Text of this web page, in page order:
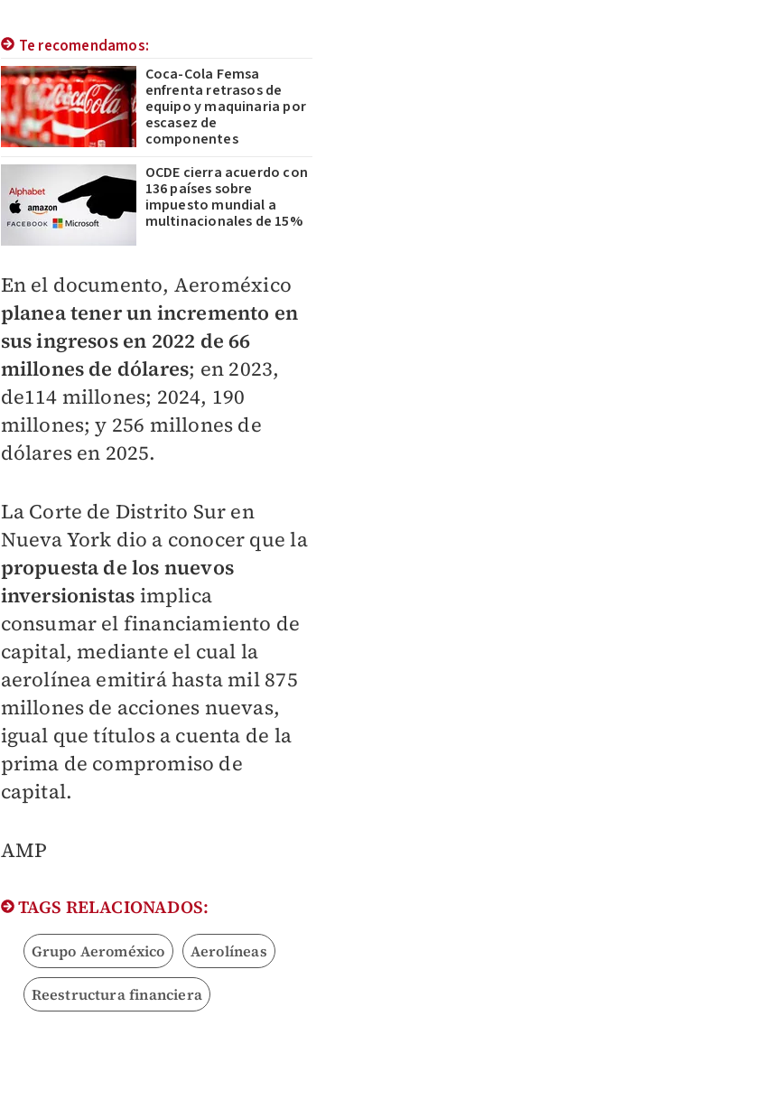
Te recomendamos:
Coca-Cola Femsa
enfrenta retrasos de
equipo y maquinaria por
escasez de
componentes
OCDE cierra acuerdo con
136 países sobre
impuesto mundial a
multinacionales de 15%
En el documento, Aeroméxico
planea tener un incremento en
sus ingresos en 2022 de 66
millones de dólares; en 2023,
de114 millones; 2024, 190
millones; y 256 millones de
dólares en 2025.
La Corte de Distrito Sur en
Nueva York dio a conocer que la
propuesta de los nuevos
inversionistas implica
consumar el financiamiento de
capital, mediante el cual la
aerolínea emitirá hasta mil 875
millones de acciones nuevas,
igual que títulos a cuenta de la
prima de compromiso de
capital.
​AMP
TAGS RELACIONADOS:
Grupo Aeroméxico Aerolíneas
Reestructura financiera